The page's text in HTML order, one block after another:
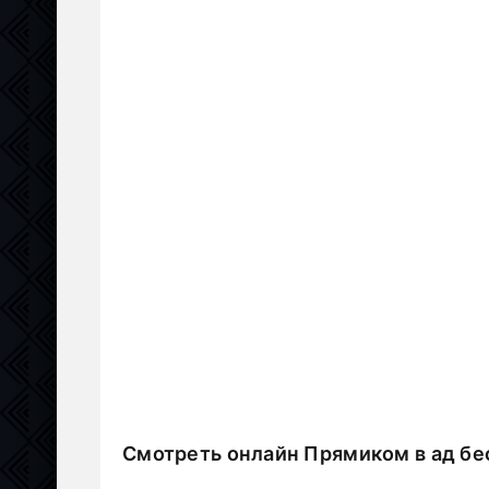
Смотреть онлайн Прямиком в ад